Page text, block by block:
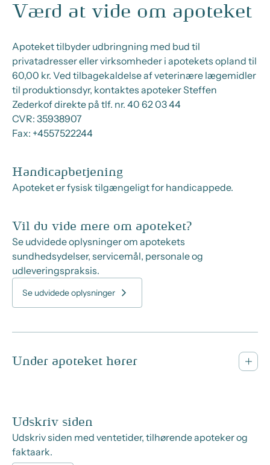
Værd at vide om apoteket
Apoteket tilbyder udbringning med bud til
privatadresser eller virksomheder i apotekets opland til
60,00 kr. Ved tilbagekaldelse af veterinære lægemidler
til produktionsdyr, kontaktes apoteker Steffen
Zederkof direkte på tlf. nr. 40 62 03 44
CVR: 35938907
Fax: +4557522244
Handicapbetjening
Apoteket er fysisk tilgængeligt for handicappede.
Vil du vide mere om apoteket?
Se udvidede oplysninger om apotekets
sundhedsydelser, servicemål, personale og
udleveringspraksis.
Se udvidede oplysninger
Under apoteket hører
Udskriv siden
Udskriv siden med ventetider, tilhørende apoteker og
faktaark.